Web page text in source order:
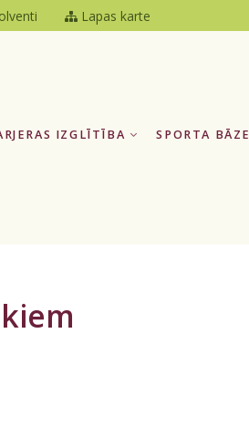
Lapas karte
IZGLĪTĪBA SPORTA BĀZE